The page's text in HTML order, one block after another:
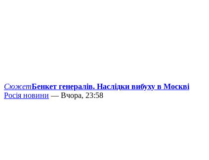
СюжетБенкет генералів. Наслідки вибуху в Москві
Росія новини — Вчора, 23:58